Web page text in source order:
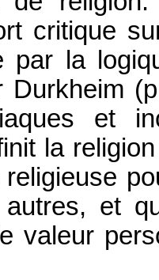
critique
par la
Durkheim
et
la
religieuse
et
valeur